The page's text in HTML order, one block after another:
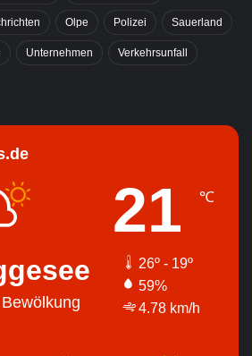
Olpe Polizei Sauerland
Unternehmen Verkehrsunfall
21 ℃
26º - 19º
59%
4.78 km/h